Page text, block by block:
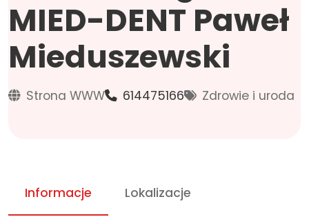
MIED-DENT Paweł
Mieduszewski
Strona WWW 614475166 Zdrowie i uroda
Informacje Lokalizacje